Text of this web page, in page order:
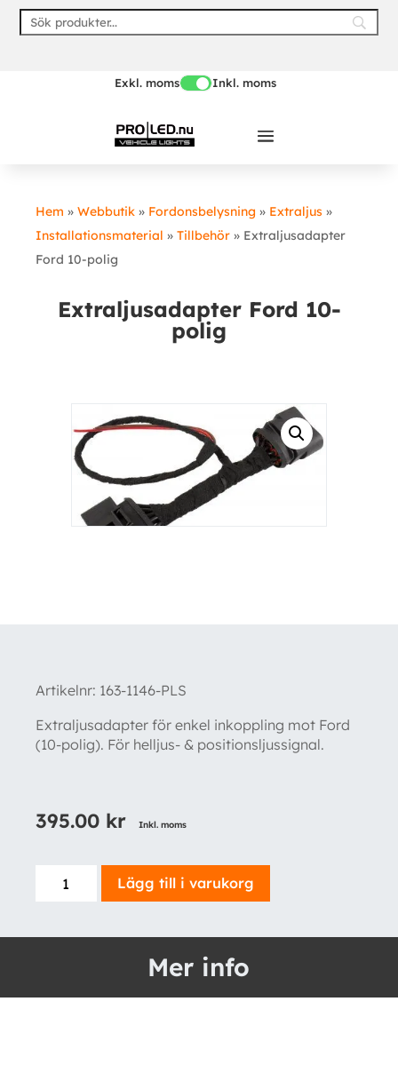
Skip
Exkl. moms Inkl. moms
Hem » Webbutik » Fordonsbelysning » Extraljus »
Installationsmaterial » Tillbehör » Extraljusadapter
Ford 10-polig
Extraljusadapter Ford 10-
polig
Artikelnr: 163-1146-PLS
Extraljusadapter för enkel inkoppling mot Ford
(10-polig). För helljus- & positionsljussignal.
395.00 kr Inkl. moms
ExtraljusadapterLägg till i varukorg
Mer info